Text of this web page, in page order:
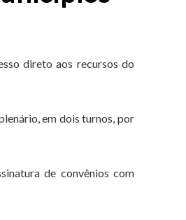
direto aos recursos do
em dois turnos, por
de convênios com